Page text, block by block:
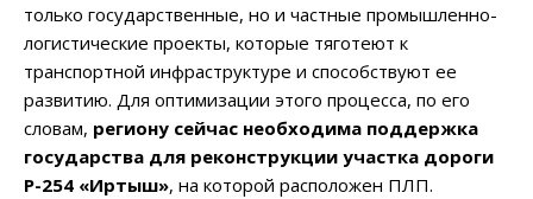
только государственные, но и частные промышленно-
логистические проекты, которые тяготеют к
транспортной инфраструктуре и способствуют ее
развитию. Для оптимизации этого процесса, по его
словам, региону сейчас необходима поддержка
государства для реконструкции участка дороги
Р-254 «Иртыш», на которой расположен ПЛП.